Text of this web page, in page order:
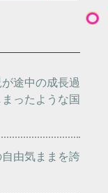
途中の成長過
ったような国
由気ままを誇